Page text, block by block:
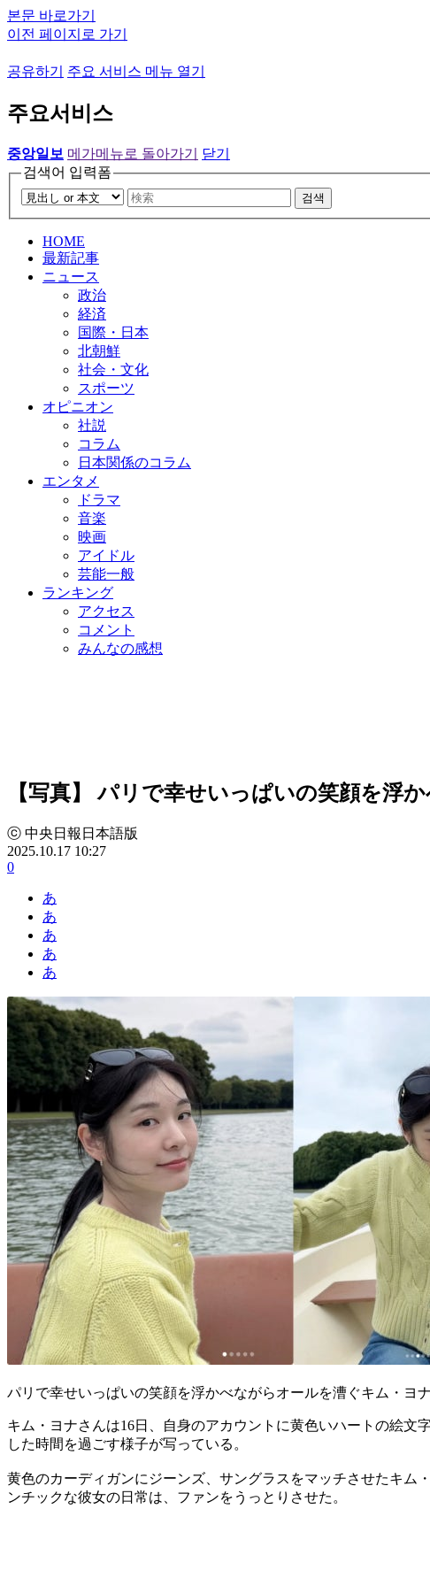
본문 바로가기
이전 페이지로 가기
공유하기 주요 서비스 메뉴 열기
주요서비스
중앙일보 메가메뉴로 돌아가기
닫기
검색어 입력폼
검색
HOME
最新記事
ニュース
政治
経済
国際・日本
北朝鮮
社会・文化
スポーツ
オピニオン
社説
コラム
日本関係のコラム
エンタメ
ドラマ
音楽
映画
アイドル
芸能一般
ランキング
アクセス
コメント
みんなの感想
【写真】 パリで幸せいっぱいの笑顔を浮
ⓒ 中央日報日本語版
2025.10.17 10:27
0
あ
あ
あ
あ
あ
パリで幸せいっぱいの笑顔を浮かべながらオールを漕ぐキム・ヨナ
キム・ヨナさんは16日、自身のアカウントに黄色いハートの絵
した時間を過ごす様子が写っている。
黄色のカーディガンにジーンズ、サングラスをマッチさせたキム
ンチックな彼女の日常は、ファンをうっとりさせた。